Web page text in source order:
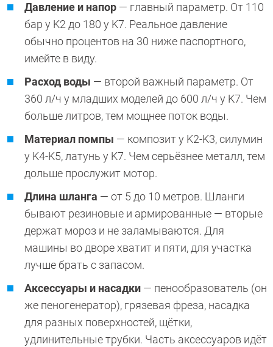
Давление и напор — главный параметр. От 110
бар у K2 до 180 у K7. Реальное давление
обычно процентов на 30 ниже паспортного,
имейте в виду.
Расход воды — второй важный параметр. От
360 л/ч у младших моделей до 600 л/ч у K7. Чем
больше литров, тем мощнее поток воды.
Материал помпы — композит у K2-K3, силумин
у K4-K5, латунь у K7. Чем серьёзнее металл, тем
дольше прослужит мотор.
Длина шланга — от 5 до 10 метров. Шланги
бывают резиновые и армированные — вторые
держат мороз и не заламываются. Для
машины во дворе хватит и пяти, для участка
лучше брать с запасом.
Аксессуары и насадки — пенообразователь (он
же пеногенератор), грязевая фреза, насадка
для разных поверхностей, щётки,
удлинительные трубки. Часть аксессуаров идёт